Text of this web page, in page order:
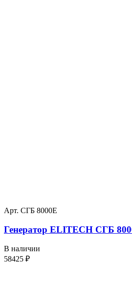
Арт. СГБ 8000Е
Генератор ELITECH СГБ
В наличии
58425 ₽